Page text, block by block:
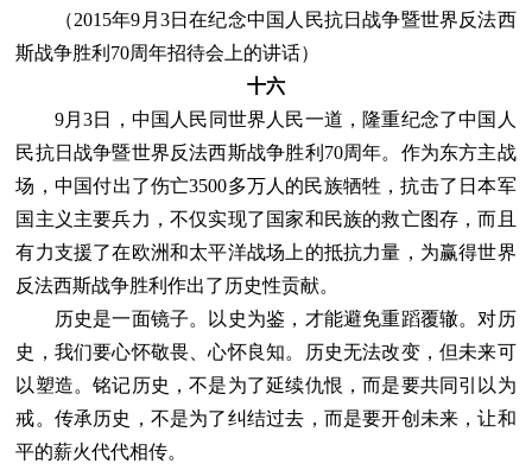
（2015年9月3日在纪念中国人民抗日战争暨世界反法西
斯战争胜利70周年招待会上的讲话）
十六
9月3日，中国人民同世界人民一道，隆重纪念了中国人
民抗日战争暨世界反法西斯战争胜利70周年。作为东方主战
场，中国付出了伤亡3500多万人的民族牺牲，抗击了日本军
国主义主要兵力，不仅实现了国家和民族的救亡图存，而且
有力支援了在欧洲和太平洋战场上的抵抗力量，为赢得世界
反法西斯战争胜利作出了历史性贡献。
历史是一面镜子。以史为鉴，才能避免重蹈覆辙。对历
史，我们要心怀敬畏、心怀良知。历史无法改变，但未来可
以塑造。铭记历史，不是为了延续仇恨，而是要共同引以为
戒。传承历史，不是为了纠结过去，而是要开创未来，让和
平的薪火代代相传。